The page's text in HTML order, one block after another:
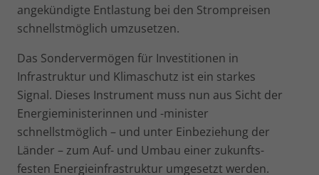
angekündigte Entlastung bei den Strompreisen
schnellstmöglich umzusetzen.
Das Sondervermögen für Investitionen in
Infrastruktur und Klima­schutz ist ein starkes
Signal. Dieses Instrument muss nun aus Sicht der
Energieministerinnen und -minister
schnellstmöglich – und unter Einbeziehung der
Länder – zum Auf- und Umbau einer zukunfts­
festen Energieinfrastruktur umgesetzt werden.